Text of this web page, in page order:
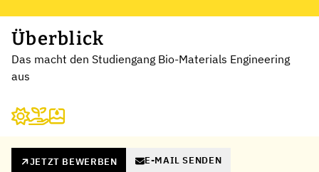
Überblick
Das macht den Studiengang Bio-Materials Engineering
aus
JETZT BEWERBEN E-MAIL SENDEN